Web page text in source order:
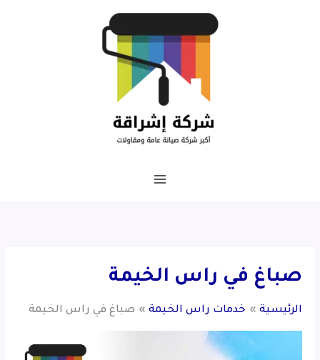
صباغ في راس الخيمة
الرئيسية خدمات راس الخيمة صباغ في راس الخيمة